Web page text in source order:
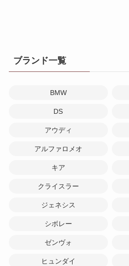
ブランド一覧
BMW
DS
アウディ
アルファロメオ
キア
クライスラー
ジェネシス
シボレー
ゼンヴォ
ヒュンダイ